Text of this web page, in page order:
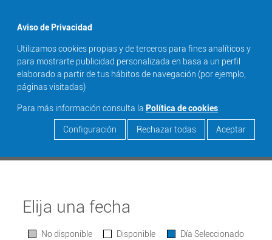
Aviso de Privacidad
Utilizamos cookies propias y de terceros para fines analíticos y
para mostrarte publicidad personalizada en basa a un perfil
elaborado a partir de tus hábitos de navegación (por ejemplo,
páginas visitadas)
Para más información consulta la Política de cookies
Configuración Rechazar todas Aceptar
search
LOS CHICOS DEL CORO. EL
MUSICAL
Elija una fecha
No disponible Disponible Día Seleccionado